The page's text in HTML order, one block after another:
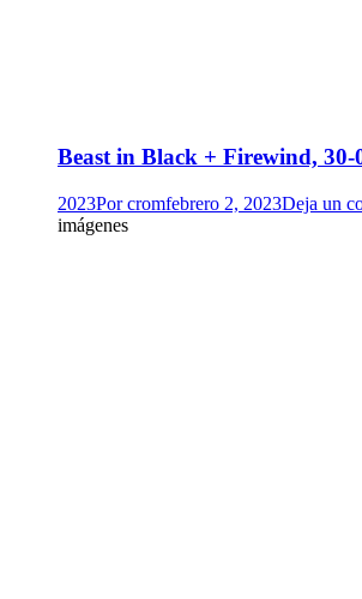
Beast in Black + Firewind, 30-
2023Porcromfebrero 2, 2023Deja un
imágenes